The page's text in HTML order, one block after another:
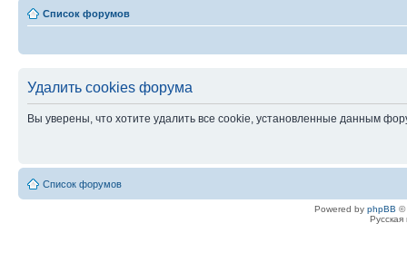
Список форумов
Удалить cookies форума
Вы уверены, что хотите удалить все cookie, установленные данным
Список форумов
Powered by phpBB ©